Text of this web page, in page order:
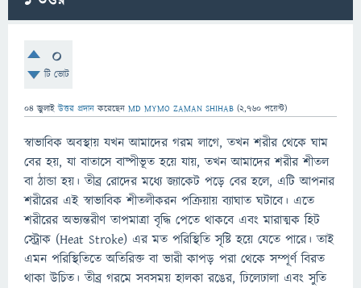
0
টি ভোট
04 জুলাই উত্তর প্রদান করেছেন MD MYMO ZAMAN SHIHAB (2,760 পয়েন্ট)
স্বাভাবিক অবস্থায় যখন আমাদের গরম লাগে, তখন শরীর থেকে ঘাম
বের হয়, যা বাতাসে বাষ্পীভূত হয়ে যায়, তখন আমাদের শরীর শীতল
বা ঠান্ডা হয়। তীব্র রোদের মধ্যে জ্যাকেট পড়ে বের হলে, এটি আপনার
শরীরের এই স্বাভাবিক শীতলীকরন পক্রিয়ায় ব্যাঘাত ঘটাবে। এতে
শরীরের অভ্যন্তরীণ তাপমাত্রা বৃদ্ধি পেতে থাকবে এবং মারাত্মক হিট
স্ট্রোক (Heat Stroke) এর মত পরিস্থিতি সৃষ্টি হয়ে যেতে পারে। তাই
এমন পরিস্থিতিতে অতিরিক্ত বা ভারী কাপড় পরা থেকে সম্পূর্ণ বিরত
থাকা উচিত। তীব্র গরমে সবসময় হালকা রঙের, ঢিলেঢালা এবং সুতি